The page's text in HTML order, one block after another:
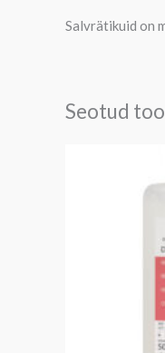
Salvrätikuid on
Seotud